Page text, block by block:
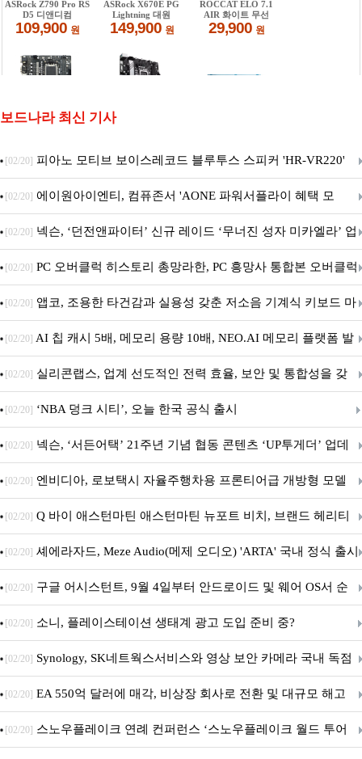
보드나라 최신 기사
[02/20] 피아노 모티브 보이스레코드 블루투스 스피커 'HR-VR220'
출시
[02/20] 에이원아이엔티, 컴퓨존서 'AONE 파워서플라이 혜택 모
음.ZIP' 이벤트 진행
[02/20] 넥슨, ‘던전앤파이터’ 신규 레이드 ‘무너진 성자 미카엘라’ 업
데이트!
[02/20] PC 오버클럭 히스토리 총망라한, PC 흥망사 통합본 오버클럭
특집(1-4편)
[02/20] 앱코, 조용한 타건감과 실용성 갖춘 저소음 기계식 키보드 마
우스 세트 'KM580' 출시
[02/20] AI 칩 캐시 5배, 메모리 용량 10배, NEO.AI 메모리 플랫폼 발
표
[02/20] 실리콘랩스, 업계 선도적인 전력 효율, 보안 및 통합성을 갖
춘 초저전력 블루투스 LE SoC ‘BG2B’ 공개
[02/20] ‘NBA 덩크 시티’, 오늘 한국 공식 출시
[02/20] 넥슨, ‘서든어택’ 21주년 기념 협동 콘텐츠 ‘UP투게더’ 업데
이트
[02/20] 엔비디아, 로보택시 자율주행차용 프론티어급 개방형 모델
‘알파마요 2 슈퍼’ 상업적 이용 가능
[02/20] Q 바이 애스턴마틴 애스턴마틴 뉴포트 비치, 브랜드 헤리티
지 담은 ‘헤리티지 에디션 컬렉션’ 공개
[02/20] 셰에라자드, Meze Audio(메제 오디오) 'ARTA' 국내 정식 출시
[02/20] 구글 어시스턴트, 9월 4일부터 안드로이드 및 웨어 OS서 순
차 서비스 종료
[02/20] 소니, 플레이스테이션 생태계 광고 도입 준비 중?
[02/20] Synology, SK네트웍스서비스와 영상 보안 카메라 국내 독점
판매 파트너십 체결
[02/20] EA 550억 달러에 매각, 비상장 회사로 전환 및 대규모 해고
전망
[02/20] 스노우플레이크 연례 컨퍼런스 ‘스노우플레이크 월드 투어